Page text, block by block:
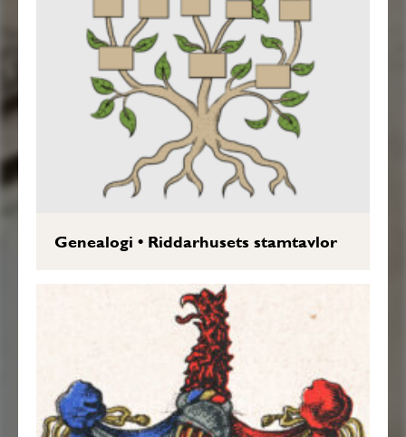
Genealogi • Riddarhusets stamtavlor